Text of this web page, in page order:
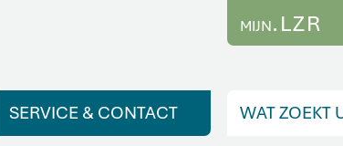
MIJN.LZR
SERVICE & CONTACT